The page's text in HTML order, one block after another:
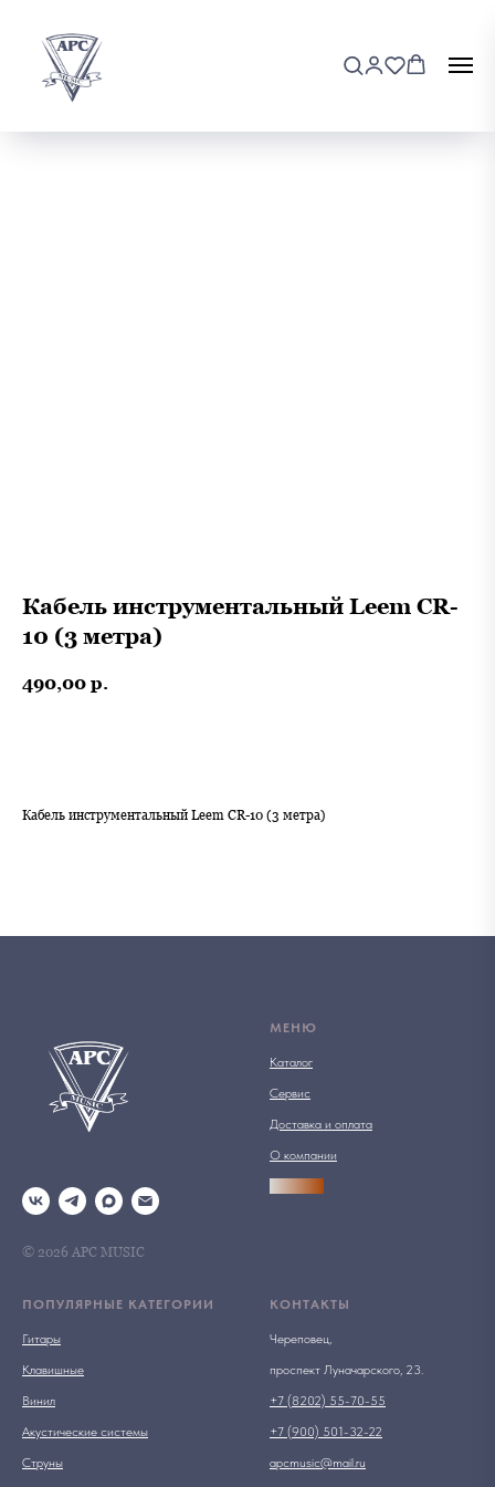
Кабель инструментальный Leem CR-
10 (3 метра)
490,00 р.
Кабель инструментальный Leem CR-10 (3 метра)
© 2026 АРС MUSIC
МЕНЮ
Каталог
Сервис
Доставка и оплата
О компании
ПОПУЛЯРНЫЕ КАТЕГОРИИ
Гитары
Клавишные
Винил
Акустические системы
Струны
КОНТАКТЫ
Череповец,
проспект Луначарского, 23.
+7 (8202) 55-70-55
+7 (900) 501-32-22
apcmusic@mail.ru